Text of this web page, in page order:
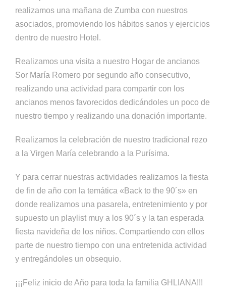
realizamos una mañana de Zumba con nuestros
asociados, promoviendo los hábitos sanos y ejercicios
dentro de nuestro Hotel.
Realizamos una visita a nuestro Hogar de ancianos
Sor Marí­a Romero por segundo año consecutivo,
realizando una actividad para compartir con los
ancianos menos favorecidos dedicándoles un poco de
nuestro tiempo y realizando una donación importante.
Realizamos la celebración de nuestro tradicional rezo
a la Virgen Marí­a celebrando a la Purí­sima.
Y para cerrar nuestras actividades realizamos la fiesta
de fin de año con la temática «Back to the 90´s» en
donde realizamos una pasarela, entretenimiento y por
supuesto un playlist muy a los 90´s y la tan esperada
fiesta navideña de los niños. Compartiendo con ellos
parte de nuestro tiempo con una entretenida actividad
y entregándoles un obsequio.
¡¡¡Feliz inicio de Año para toda la familia GHLIANA!!!